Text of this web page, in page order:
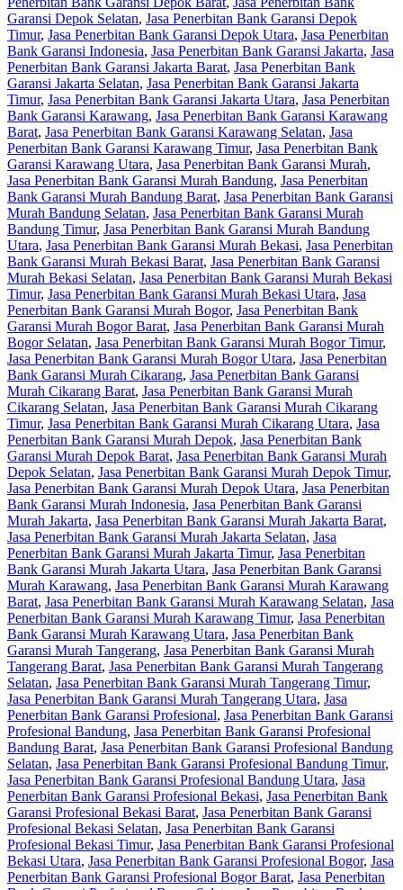
Garansi Depok Selatan, Jasa Penerbitan Bank Garansi Depok
Timur, Jasa Penerbitan Bank Garansi Depok Utara, Jasa Penerbitan
Bank Garansi Indonesia, Jasa Penerbitan Bank Garansi Jakarta, Jasa
Penerbitan Bank Garansi Jakarta Barat, Jasa Penerbitan Bank
Garansi Jakarta Selatan, Jasa Penerbitan Bank Garansi Jakarta
Timur, Jasa Penerbitan Bank Garansi Jakarta Utara, Jasa Penerbitan
Bank Garansi Karawang, Jasa Penerbitan Bank Garansi Karawang
Barat, Jasa Penerbitan Bank Garansi Karawang Selatan, Jasa
Penerbitan Bank Garansi Karawang Timur, Jasa Penerbitan Bank
Garansi Karawang Utara, Jasa Penerbitan Bank Garansi Murah,
Jasa Penerbitan Bank Garansi Murah Bandung, Jasa Penerbitan
Bank Garansi Murah Bandung Barat, Jasa Penerbitan Bank Garansi
Murah Bandung Selatan, Jasa Penerbitan Bank Garansi Murah
Bandung Timur, Jasa Penerbitan Bank Garansi Murah Bandung
Utara, Jasa Penerbitan Bank Garansi Murah Bekasi, Jasa Penerbitan
Bank Garansi Murah Bekasi Barat, Jasa Penerbitan Bank Garansi
Murah Bekasi Selatan, Jasa Penerbitan Bank Garansi Murah Bekasi
Timur, Jasa Penerbitan Bank Garansi Murah Bekasi Utara, Jasa
Penerbitan Bank Garansi Murah Bogor, Jasa Penerbitan Bank
Garansi Murah Bogor Barat, Jasa Penerbitan Bank Garansi Murah
Bogor Selatan, Jasa Penerbitan Bank Garansi Murah Bogor Timur,
Jasa Penerbitan Bank Garansi Murah Bogor Utara, Jasa Penerbitan
Bank Garansi Murah Cikarang, Jasa Penerbitan Bank Garansi
Murah Cikarang Barat, Jasa Penerbitan Bank Garansi Murah
Cikarang Selatan, Jasa Penerbitan Bank Garansi Murah Cikarang
Timur, Jasa Penerbitan Bank Garansi Murah Cikarang Utara, Jasa
Penerbitan Bank Garansi Murah Depok, Jasa Penerbitan Bank
Garansi Murah Depok Barat, Jasa Penerbitan Bank Garansi Murah
Depok Selatan, Jasa Penerbitan Bank Garansi Murah Depok Timur,
Jasa Penerbitan Bank Garansi Murah Depok Utara, Jasa Penerbitan
Bank Garansi Murah Indonesia, Jasa Penerbitan Bank Garansi
Murah Jakarta, Jasa Penerbitan Bank Garansi Murah Jakarta Barat,
Jasa Penerbitan Bank Garansi Murah Jakarta Selatan, Jasa
Penerbitan Bank Garansi Murah Jakarta Timur, Jasa Penerbitan
Bank Garansi Murah Jakarta Utara, Jasa Penerbitan Bank Garansi
Murah Karawang, Jasa Penerbitan Bank Garansi Murah Karawang
Barat, Jasa Penerbitan Bank Garansi Murah Karawang Selatan, Jasa
Penerbitan Bank Garansi Murah Karawang Timur, Jasa Penerbitan
Bank Garansi Murah Karawang Utara, Jasa Penerbitan Bank
Garansi Murah Tangerang, Jasa Penerbitan Bank Garansi Murah
Tangerang Barat, Jasa Penerbitan Bank Garansi Murah Tangerang
Selatan, Jasa Penerbitan Bank Garansi Murah Tangerang Timur,
Jasa Penerbitan Bank Garansi Murah Tangerang Utara, Jasa
Penerbitan Bank Garansi Profesional, Jasa Penerbitan Bank Garansi
Profesional Bandung, Jasa Penerbitan Bank Garansi Profesional
Bandung Barat, Jasa Penerbitan Bank Garansi Profesional Bandung
Selatan, Jasa Penerbitan Bank Garansi Profesional Bandung Timur,
Jasa Penerbitan Bank Garansi Profesional Bandung Utara, Jasa
Penerbitan Bank Garansi Profesional Bekasi, Jasa Penerbitan Bank
Garansi Profesional Bekasi Barat, Jasa Penerbitan Bank Garansi
Profesional Bekasi Selatan, Jasa Penerbitan Bank Garansi
Profesional Bekasi Timur, Jasa Penerbitan Bank Garansi Profesional
Bekasi Utara, Jasa Penerbitan Bank Garansi Profesional Bogor, Jasa
Penerbitan Bank Garansi Profesional Bogor Barat, Jasa Penerbitan